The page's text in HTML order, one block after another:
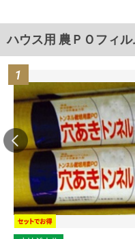
ハウス用 農ＰＯフィ